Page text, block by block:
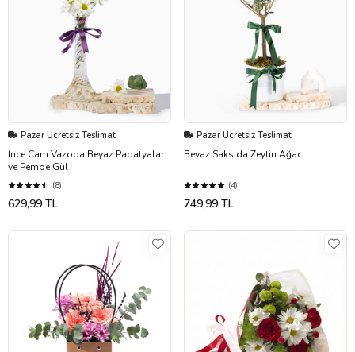
Pazar Ücretsiz Teslimat
İnce Cam Vazoda Beyaz Papatyalar
ve Pembe Gül
(8)
629,99 TL
Pazar Ücretsiz Teslimat
Beyaz Saksıda Zeytin Ağacı
(4)
749,99 TL